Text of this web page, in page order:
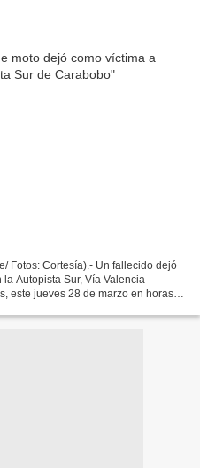
Fotos: Cortesía).- Un fallecido dejó
Autopista Sur, Vía Valencia –
este jueves 28 de marzo en horas